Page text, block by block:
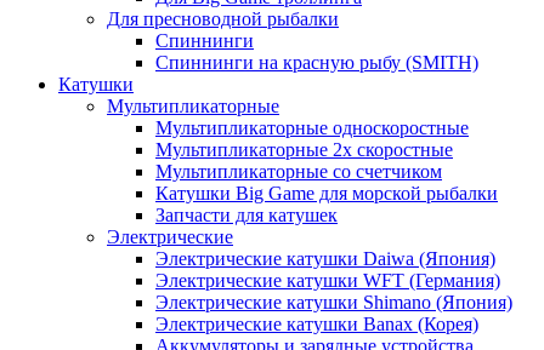
Для пресноводной рыбалки
Спиннинги
Спиннинги на красную рыбу (SMITH)
Катушки
Мультипликаторные
Мультипликаторные односкоростные
Мультипликаторные 2х скоростные
Мультипликаторные со счетчиком
Катушки Big Game для морской рыбалки
Запчасти для катушек
Электрические
Электрические катушки Daiwa (Япония)
Электрические катушки WFT (Германия)
Электрические катушки Shimano (Япония)
Электрические катушки Banax (Корея)
Аккумуляторы и зарядные устройства